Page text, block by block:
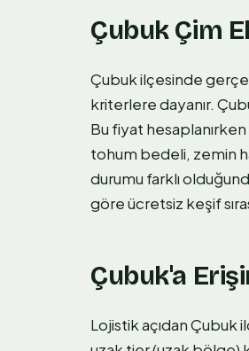
Çubuk Çim
Çubuk ilçesinde
kriterlere dayanır.
Bu fiyat hesaplanırken
tohum bedeli, zemin
durumu farklı
göre ücretsiz keşif
Çubuk'a
Lojistik açıdan Çubuk